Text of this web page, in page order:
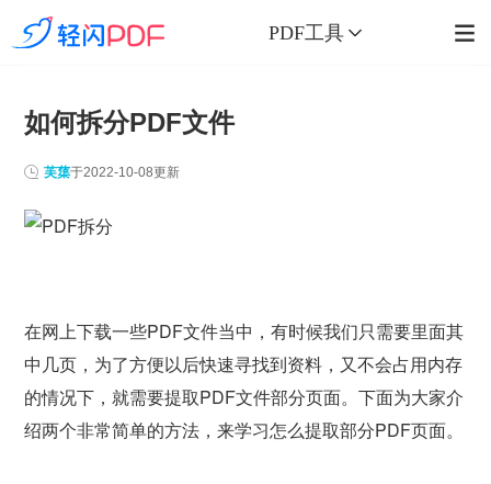
PDF工具
如何拆分PDF文件
芙蕖于2022-10-08更新
在网上下载一些PDF文件当中，有时候我们只需要里面其
中几页，为了方便以后快速寻找到资料，又不会占用内存
的情况下，就需要提取PDF文件部分页面。下面为大家介
绍两个非常简单的方法，来学习怎么提取部分PDF页面。